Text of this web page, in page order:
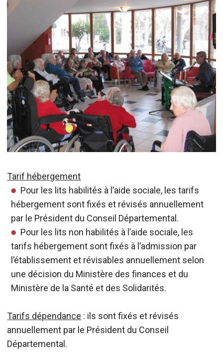
Tarif hébergement
Pour les lits habilités à l’aide sociale, les tarifs
hébergement sont fixés et révisés annuellement
par le Président du Conseil Départemental.
Pour les lits non habilités à l’aide sociale, les
tarifs hébergement sont fixés à l’admission par
l’établissement et révisables annuellement selon
une décision du Ministère des finances et du
Ministère de la Santé et des Solidarités.
Tarifs dépendance : ils sont fixés et révisés
annuellement par le Président du Conseil
Départemental.